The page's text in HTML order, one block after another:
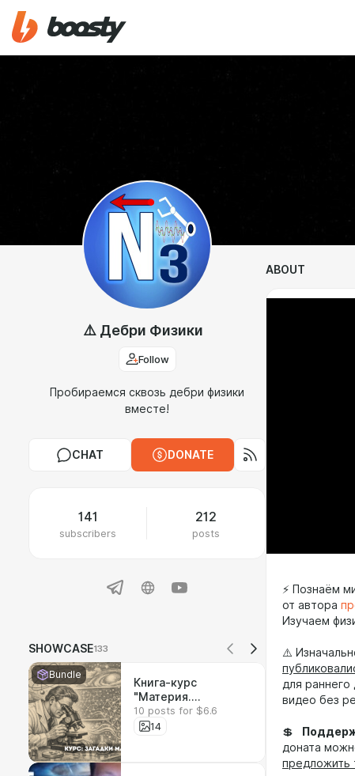
⚠️ Дебри Физики
Follow
Пробираемся сквозь дебри физики
вместе!
CHAT DONATE
141
subscribers
212
posts
SHOWCASE133
Bundle
Книга-курс
"Материя.
Инструкция к
реальности,
10 posts for $6.6
14
ABOUT
⚡ Познаём
от автора
Изучаем
⚠️
для раннего
видео без
💲
доната
предложить